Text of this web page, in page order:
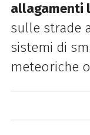
allagamenti
sulle strade
sistemi di
meteoriche